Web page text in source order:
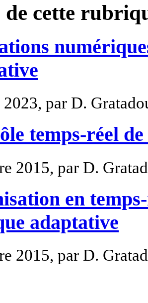
cette
par D.
temps-réel
2015, par D.
en
adaptative
2015, par D.